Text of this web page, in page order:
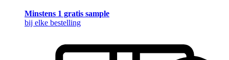
Minstens 1 gratis sample
bij elke bestelling